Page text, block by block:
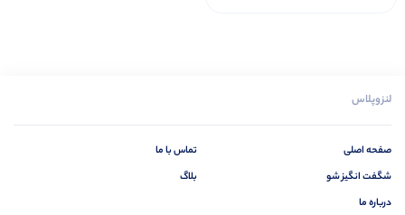
لنزوپلاس
صفحه اصلی
شگفت انگیز شو
درباره ما
تماس با ما
بلاگ